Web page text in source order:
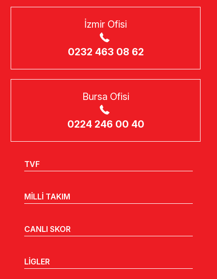
İzmir Ofisi
0232 463 08 62
Bursa Ofisi
0224 246 00 40
TVF
MİLLİ TAKIM
CANLI SKOR
LİGLER